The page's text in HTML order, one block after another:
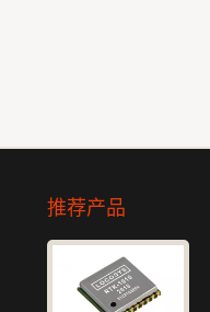
推荐产品